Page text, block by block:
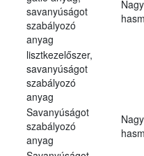
savanyúságot
szabályozó
anyag
lisztkezelőszer,
savanyúságot
szabályozó
anyag
Savanyúságot
szabályozó
anyag